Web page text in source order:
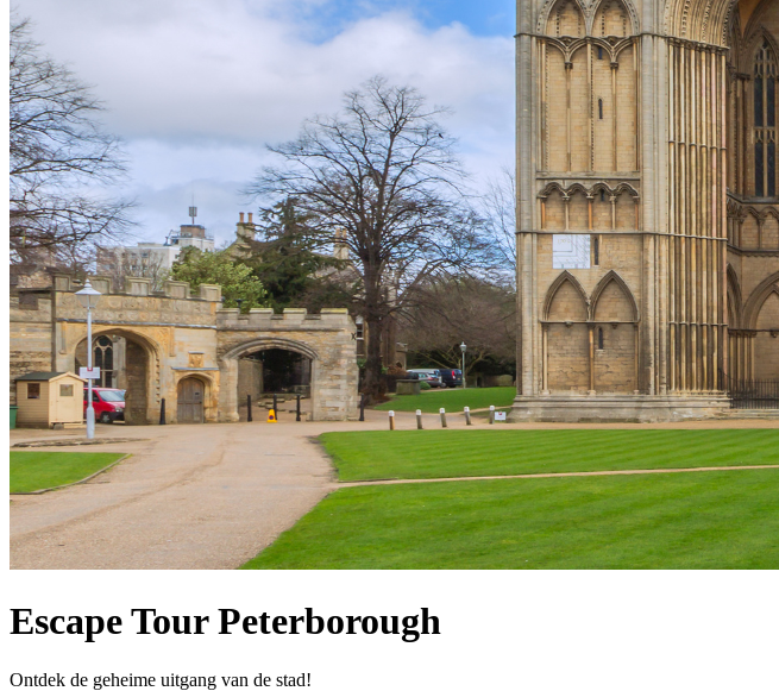
Escape Tour Peterborough
Ontdek de geheime uitgang van de stad!